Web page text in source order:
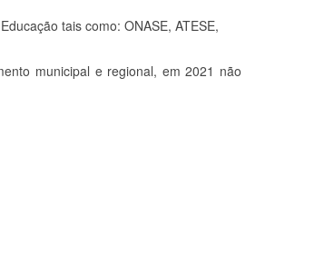
tais como: ONASE, ATESE,
municipal e regional, em 2021 não